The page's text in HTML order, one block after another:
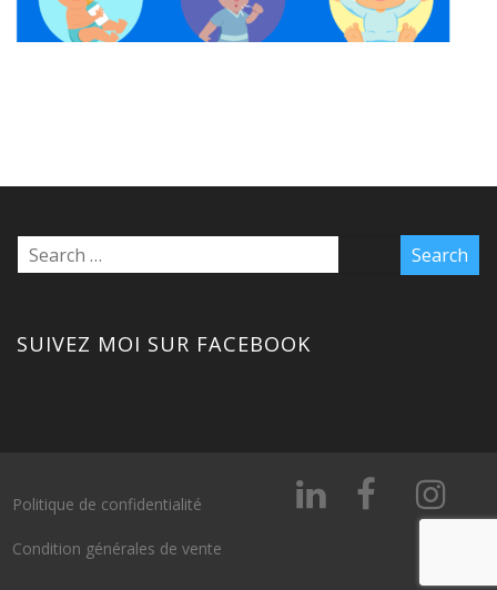
SUIVEZ MOI SUR FACEBOOK
Politique de confidentialité
Condition générales de vente